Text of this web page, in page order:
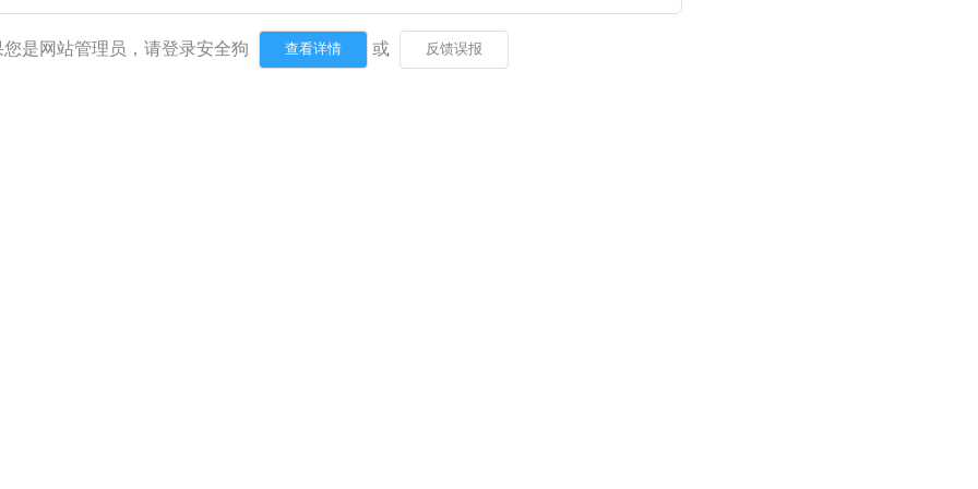
您是网站管理员，请登录安全狗 或